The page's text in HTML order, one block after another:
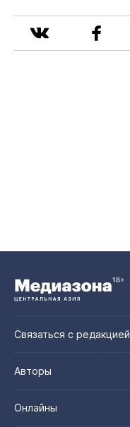
Связаться с редакцией
Авторы
Онлайны